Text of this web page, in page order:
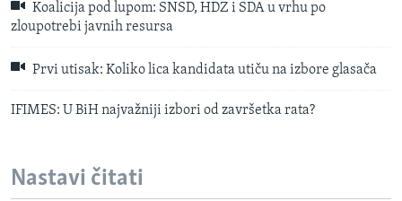
Koalicija pod lupom: SNSD, HDZ i SDA u vrhu po
zloupotrebi javnih resursa
Prvi utisak: Koliko lica kandidata utiču na izbore glasača
IFIMES: U BiH najvažniji izbori od završetka rata?
Nastavi čitati